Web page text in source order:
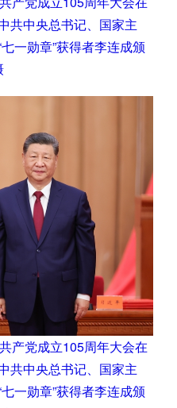
共中央总书记、国家主
一勋章”获得者李连成颁
产党成立105周年大会在
共中央总书记、国家主
一勋章”获得者李连成颁